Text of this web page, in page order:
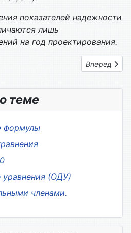
показателей надежности
лишь
на год проектирования.
Контрольные вопросы Следующий:
Вперед
теме
формулы
(ОДУ)
членами.